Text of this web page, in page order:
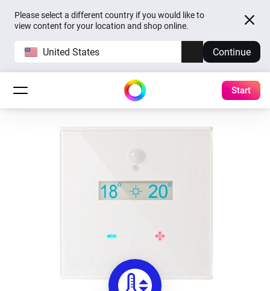
Please select a different country if you would like to
view content for your location and shop online.
United States Continue
Start